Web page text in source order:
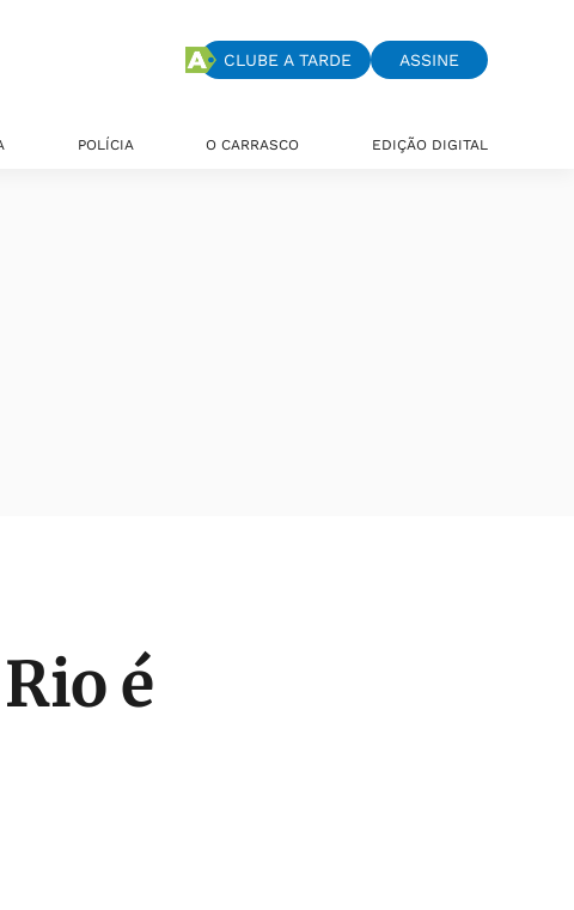
CLUBE A TARDE ASSINE
POLÍCIA O CARRASCO EDIÇÃO DIGITAL
é